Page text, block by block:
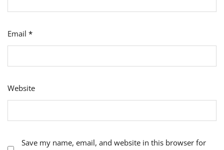
Email *
Website
Save my name, email, and website in this browser for